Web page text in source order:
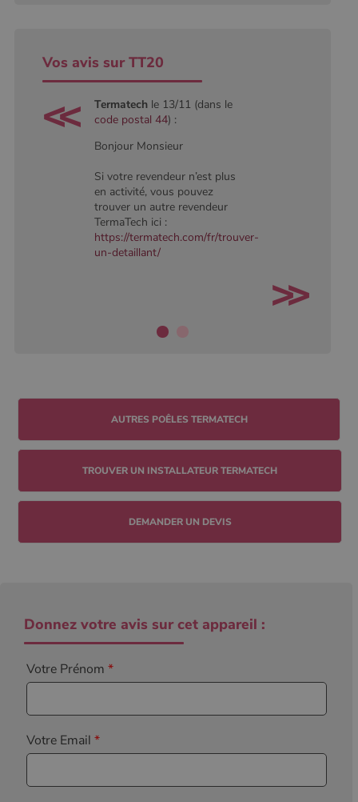
Vos avis sur TT20
Termatech le 13/11 (dans le
code postal 44) :
Bonjour Monsieur
Si votre revendeur n’est plus
en activité, vous pouvez
trouver un autre revendeur
TermaTech ici :
https://termatech.com/fr/trouver-
un-detaillant/
TROUVER UN INSTALLATEUR TERMATECH
DEMANDER UN DEVIS
Donnez votre avis sur cet appareil :
Votre Prénom *
Votre Email *